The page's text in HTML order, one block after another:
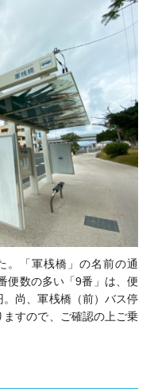
。「軍桟橋」の名前の通
便数の多い「9番」は、便
尚、軍桟橋（前）バス停
すので、ご確認の上ご乗